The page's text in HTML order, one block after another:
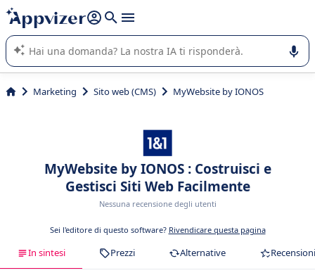
righe con
shift + enter
L'IA di Appvizer vi guida nell'utilizzo o nella scelta di un
software SaaS per la vostra azienda.
Marketing Sito web (CMS) MyWebsite by IONOS
MyWebsite by IONOS : Costruisci e
Gestisci Siti Web Facilmente
Nessuna recensione degli utenti
Sei l'editore di questo software? Rivendicare questa pagina
In sintesi Prezzi Alternative Recensioni